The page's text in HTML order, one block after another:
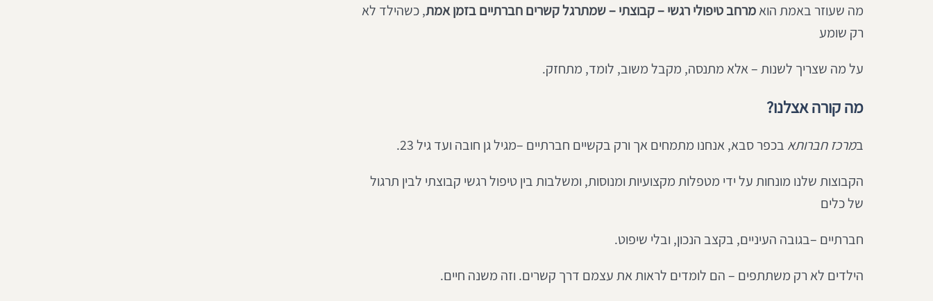
מה שעוזר באמת הוא מרחב טיפולי רגשי – קבוצתי – שמתרגל קשרים חברתיים בזמן אמת, כשהילד לא
רק שומע
על מה שצריך לשנות – אלא מתנסה, מקבל משוב, לומד, מתחזק.
מה קורה אצלנו?
במרכז חברותא בכפר סבא, אנחנו מתמחים אך ורק בקשיים חברתיים –מגיל גן חובה ועד גיל 23.
הקבוצות שלנו מונחות על ידי מטפלות מקצועיות ומנוסות, ומשלבות בין טיפול רגשי קבוצתי לבין תרגול
של כלים
חברתיים –בגובה העיניים, בקצב הנכון, ובלי שיפוט.
הילדים לא רק משתתפים – הם לומדים לראות את עצמם דרך קשרים. וזה משנה חיים.